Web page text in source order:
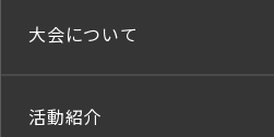
大会について
活動紹介